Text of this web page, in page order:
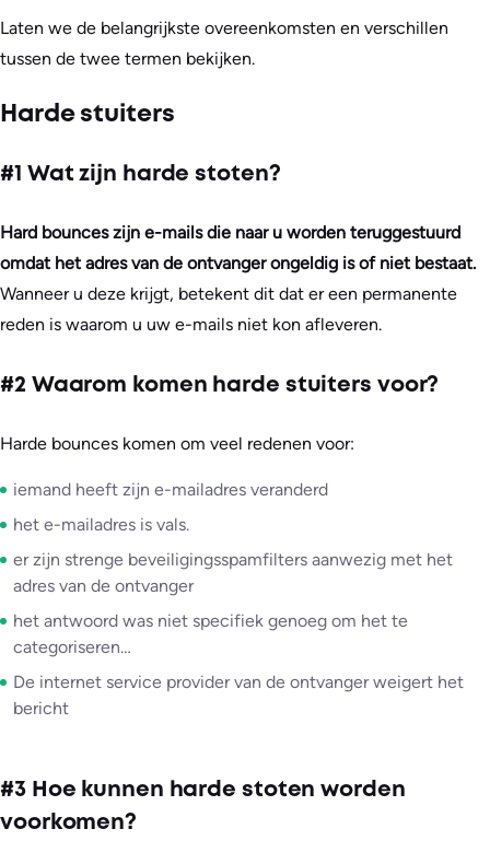
Laten we de belangrijkste overeenkomsten en verschillen
tussen de twee termen bekijken.
Harde stuiters
#1 Wat zijn harde stoten?
Hard bounces zijn e-mails die naar u worden teruggestuurd
omdat het adres van de ontvanger ongeldig is of niet bestaat.
Wanneer u deze krijgt, betekent dit dat er een permanente
reden is waarom u uw e-mails niet kon afleveren.
#2 Waarom komen harde stuiters voor?
Harde bounces komen om veel redenen voor:
iemand heeft zijn e-mailadres veranderd
het e-mailadres is vals.
er zijn strenge beveiligingsspamfilters aanwezig met het
adres van de ontvanger
het antwoord was niet specifiek genoeg om het te
categoriseren…
De internet service provider van de ontvanger weigert het
bericht
#3 Hoe kunnen harde stoten worden
voorkomen?